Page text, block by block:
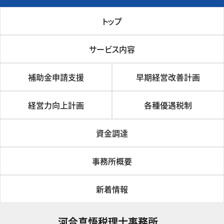
トップ
サービス内容
補助金申請支援 早期経営改善計画
経営力向上計画 各種優遇税制
資金調達
事務所概要
新着情報